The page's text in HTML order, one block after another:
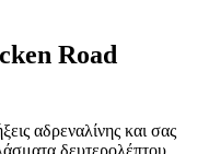
Road
αδρεναλίνης και σας